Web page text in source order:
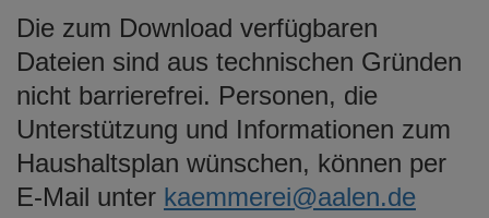
Die zum Download verfügbaren
Dateien sind aus technischen Gründen
nicht barrierefrei. Personen, die
Unterstützung und Informationen zum
Haushaltsplan wünschen, können per
E-Mail unter kaemmerei@aalen.de